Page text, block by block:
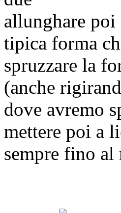
allunghare
tipica forma
spruzzare la
(anche
dove avremo
mettere poi a
sempre fino al